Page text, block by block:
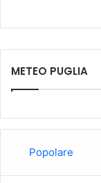
METEO PUGLIA
Popolare